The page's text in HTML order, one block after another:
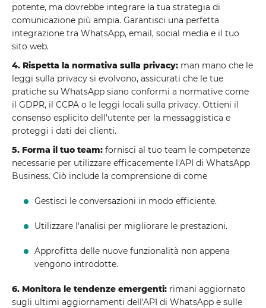
potente, ma dovrebbe integrare la tua strategia di
comunicazione più ampia. Garantisci una perfetta
integrazione tra WhatsApp, email, social media e il tuo
sito web.
4. Rispetta la normativa sulla privacy: man mano che le
leggi sulla privacy si evolvono, assicurati che le tue
pratiche su WhatsApp siano conformi a normative come
il GDPR, il CCPA o le leggi locali sulla privacy. Ottieni il
consenso esplicito dell'utente per la messaggistica e
proteggi i dati dei clienti.
5. Forma il tuo team: fornisci al tuo team le competenze
necessarie per utilizzare efficacemente l'API di WhatsApp
Business. Ciò include la comprensione di come
Gestisci le conversazioni in modo efficiente.
Utilizzare l'analisi per migliorare le prestazioni.
Approfitta delle nuove funzionalità non appena
vengono introdotte.
6. Monitora le tendenze emergenti: rimani aggiornato
sugli ultimi aggiornamenti dell'API di WhatsApp e sulle